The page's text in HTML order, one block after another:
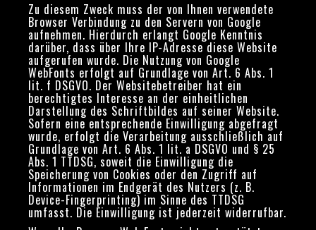
Zu diesem Zweck muss der von Ihnen verwendete
Browser Verbindung zu den Servern von Google
aufnehmen. Hierdurch erlangt Google Kenntnis
darüber, dass über Ihre IP-Adresse diese Website
aufgerufen wurde. Die Nutzung von Google
WebFonts erfolgt auf Grundlage von Art. 6 Abs. 1
lit. f DSGVO. Der Websitebetreiber hat ein
berechtigtes Interesse an der einheitlichen
Darstellung des Schriftbildes auf seiner Website.
Sofern eine entsprechende Einwilligung abgefragt
wurde, erfolgt die Verarbeitung ausschließlich auf
Grundlage von Art. 6 Abs. 1 lit. a DSGVO und § 25
Abs. 1 TTDSG, soweit die Einwilligung die
Speicherung von Cookies oder den Zugriff auf
Informationen im Endgerät des Nutzers (z. B.
Device-Fingerprinting) im Sinne des TTDSG
umfasst. Die Einwilligung ist jederzeit widerrufbar.